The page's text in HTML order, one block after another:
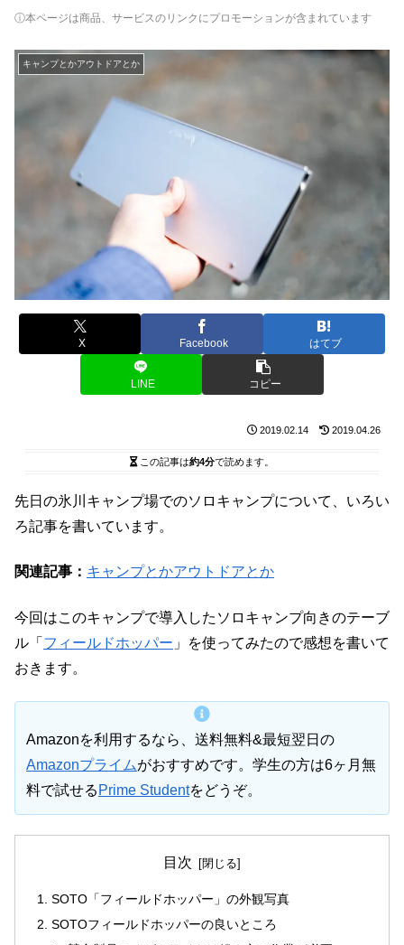
ⓘ本ページは商品、サービスのリンクにプロモーションが含まれています
キャンプとかアウトドアとか
X Facebook はてブ
LINE コピー
2019.02.14 2019.04.26
この記事は約4分で読めます。
先日の氷川キャンプ場でのソロキャンプについて、いろい
ろ記事を書いています。
関連記事： キャンプとかアウトドアとか
今回はこのキャンプで導入したソロキャンプ向きのテーブ
ル「 フィールドホッパー 」を使ってみたので感想を書いて
おきます。
Amazonを利用するなら、送料無料&最短翌日の
Amazonプライムがおすすめです。学生の方は6ヶ月無
料で試せる Prime Studentをどうぞ。
目次
SOTO「フィールドホッパー」の外観写真
SOTOフィールドホッパーの良いところ